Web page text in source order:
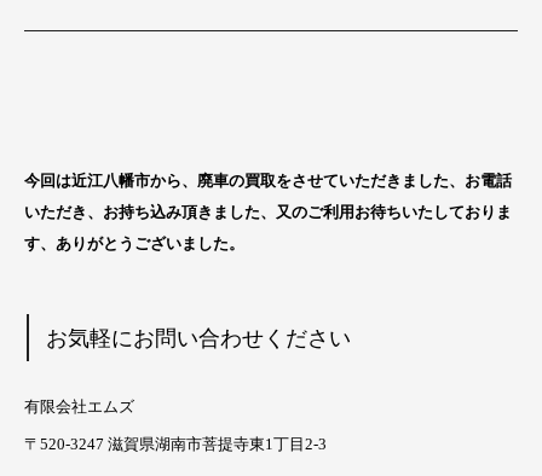
今回は近江八幡市から、廃車の買取をさせていただきました、お電話
いただき、お持ち込み頂きました、又のご利用お待ちいたしておりま
す、ありがとうございました。
お気軽にお問い合わせください
有限会社エムズ
〒520-3247 滋賀県湖南市菩提寺東1丁目2-3